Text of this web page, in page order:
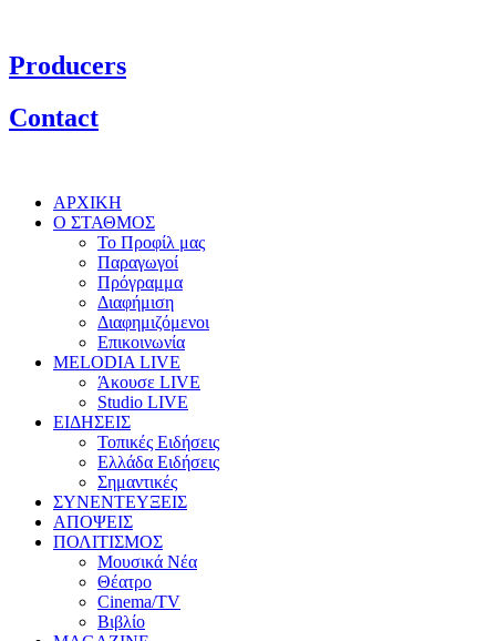
Producers
Contact
ΑΡΧΙΚΗ
Ο ΣΤΑΘΜΟΣ
Το Προφίλ μας
Παραγωγοί
Πρόγραμμα
Διαφήμιση
Διαφημιζόμενοι
Επικοινωνία
MELODIA LIVE
Άκουσε LIVE
Studio LIVE
ΕΙΔΗΣΕΙΣ
Τοπικές Ειδήσεις
Ελλάδα Ειδήσεις
Σημαντικές
ΣΥΝΕΝΤΕΥΞΕΙΣ
ΑΠΟΨΕΙΣ
ΠΟΛΙΤΙΣΜΟΣ
Μουσικά Νέα
Θέατρο
Cinema/TV
Βιβλίο